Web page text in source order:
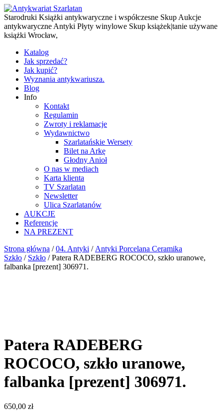
Starodruki Książki antykwaryczne i współczesne Skup Aukcje
antykwaryczne Antyki Płyty winylowe Skup książek|tanie używane
książki Wrocław,
Katalog
Jak sprzedać?
Jak kupić?
Wyznania antykwariusza.
Blog
Info
Kontakt
Regulamin
Zwroty i reklamacje
Wydawnictwo
Szarlatańskie Wersety
Bilet na Arkę
Głodny Anioł
O nas w mediach
Karta klienta
TV Szarlatan
Newsletter
Ulica Szarlatanów
AUKCJE
Referencje
NA PREZENT
Strona główna /04. Antyki / Antyki Porcelana Ceramika
Szkło / Szkło / Patera RADEBERG ROCOCO, szkło uranowe,
falbanka [prezent] 306971.
Patera RADEBERG
ROCOCO, szkło uranowe,
falbanka [prezent] 306971.
650,00 zł